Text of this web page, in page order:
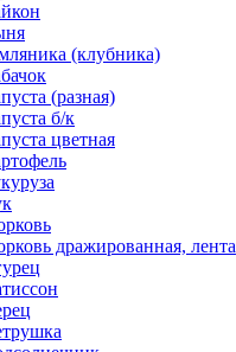
(клубника)
(разная)
б/к
цветная
дражированная, лента